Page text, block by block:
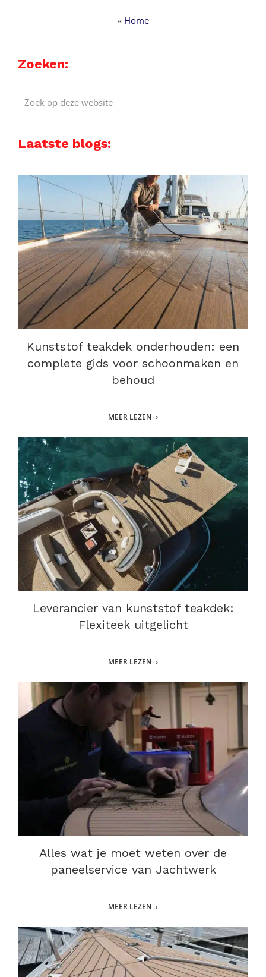
« Home
Zoeken:
Zoek
op
website
Laatste blogs:
Kunststof teakdek onderhouden: een
complete gids voor schoonmaken en
behoud
MEER LEZEN
Leverancier van kunststof teakdek:
Flexiteek uitgelicht
MEER LEZEN
Alles wat je moet weten over de
paneelservice van Jachtwerk
MEER LEZEN